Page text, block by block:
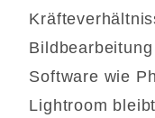
Software wie
Lightroom